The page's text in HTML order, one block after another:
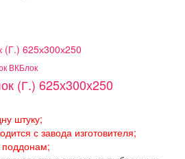
ВКБлок
(Г.) 625х300х250
штуку;
с завода изготовителя;
поддонам;